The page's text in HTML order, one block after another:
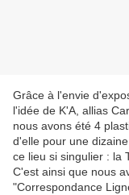
Grâce à l'envie
l'idée de K'A, allias
nous avons été 4
d'elle pour une
ce lieu si singulier : la
C'est ainsi que nous
"Correspondance